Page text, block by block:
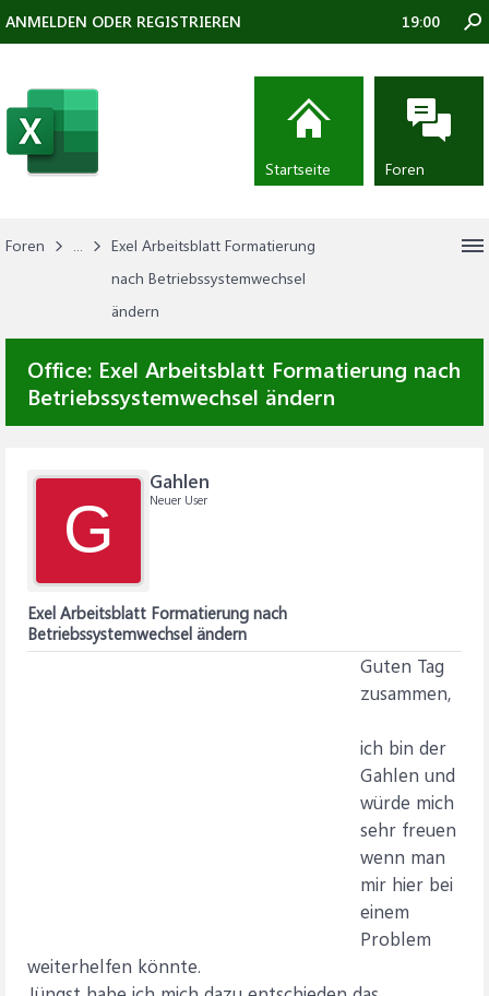
Foren ...
Exel Arbeitsblatt Formatierung
nach Betriebssystemwechsel
ändern
Office: Exel Arbeitsblatt Formatierung nach
Betriebssystemwechsel ändern
G
Gahlen
Neuer User
Exel Arbeitsblatt Formatierung nach
Betriebssystemwechsel ändern
Guten Tag
zusammen,
ich bin der
Gahlen und
würde mich
sehr freuen
wenn man
mir hier bei
einem
Problem
weiterhelfen könnte.
ANMELDEN ODER REGISTRIEREN 19:00
Startseite Foren